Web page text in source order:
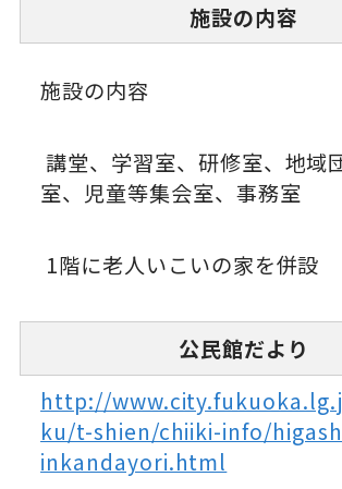
施設の内容
施設の内容
講堂、学習室、研修室、地域
室、児童等集会室、事務室
1階に老人いこいの家を併設
公民館だより
http://
ku/t-shien/chiiki-info/
inkandayori.html